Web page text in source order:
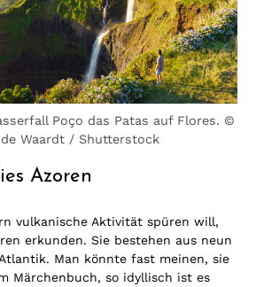
Poço das Patas auf Flores. ©
Waardt / Shutterstock
Azoren
vulkanische Aktivität spüren will,
erkunden. Sie bestehen aus neun
Man könnte fast meinen, sie
Märchenbuch, so idyllisch ist es